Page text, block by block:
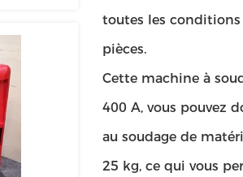
toutes les conditions
pièces.
Cette machine à
400 A, vous pouvez
au soudage de
25 kg, ce qui vous